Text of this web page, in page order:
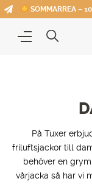
SOMMARREA –
På Tuxer
friluftsjackor till
behöver en
vårjacka så har vi